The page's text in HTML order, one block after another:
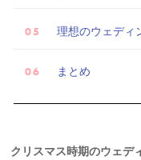
理想のウェディ
まとめ
クリスマス時期のウェデ